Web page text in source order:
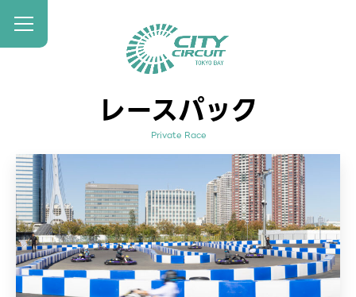
レースパック
Private Race